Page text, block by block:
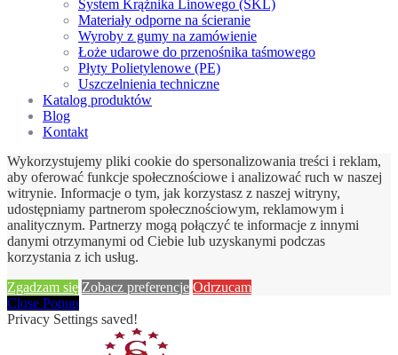
System Krążnika Linowego (SKL)
Materiały odporne na ścieranie
Wyroby z gumy na zamówienie
Łoże udarowe do przenośnika taśmowego
Płyty Polietylenowe (PE)
Uszczelnienia techniczne
Katalog produktów
Blog
Kontakt
Wykorzystujemy pliki cookie do spersonalizowania treści i reklam,
aby oferować funkcje społecznościowe i analizować ruch w naszej
witrynie. Informacje o tym, jak korzystasz z naszej witryny,
udostępniamy partnerom społecznościowym, reklamowym i
analitycznym. Partnerzy mogą połączyć te informacje z innymi
danymi otrzymanymi od Ciebie lub uzyskanymi podczas
korzystania z ich usług.
Zgadzam się Zobacz preferencje Odrzucam
Close Popup
Privacy Settings saved!